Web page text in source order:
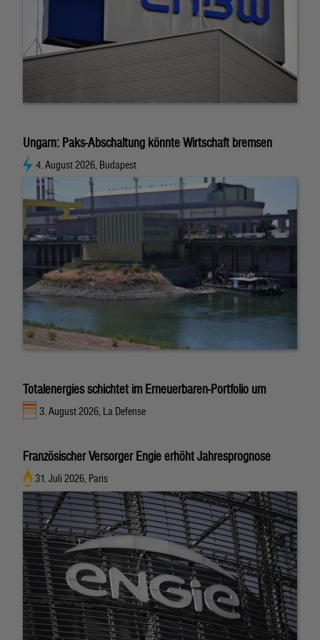
Ungarn: Paks-Abschaltung könnte Wirtschaft bremsen
4. August 2026, Budapest
Totalenergies schichtet im Erneuerbaren-Portfolio um
3. August 2026, La Defense
Französischer Versorger Engie erhöht Jahresprognose
31. Juli 2026, Paris